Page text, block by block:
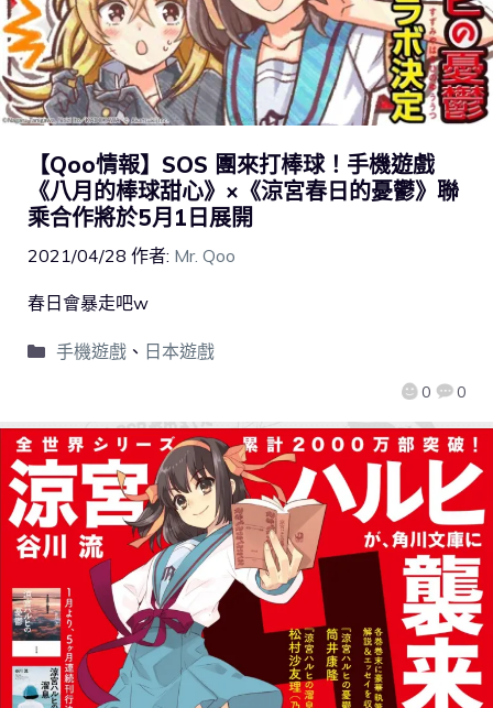
【Qoo情報】SOS 團來打棒球！手機遊戲
《八月的棒球甜心》×《涼宮春日的憂鬱》聯
乘合作將於5月1日展開
2021/04/28 作者: Mr. Qoo
0 0
春日會暴走吧w
手機遊戲、 日本遊戲